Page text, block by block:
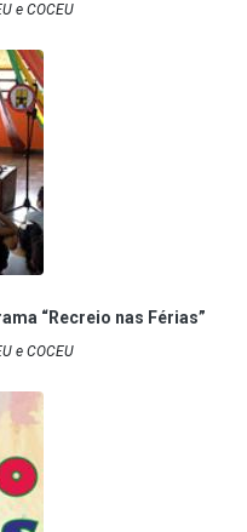
e COCEU
“Recreio nas Férias”
e COCEU